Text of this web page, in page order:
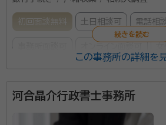
初回面談無料 土日相談可 電話相
古橋 洋美（フルハシ ヒロミ）
行政書士
録 登録当初から外国人関連業務、遺言・相続
この事務所の詳細を
河合晶介行政書士事務所